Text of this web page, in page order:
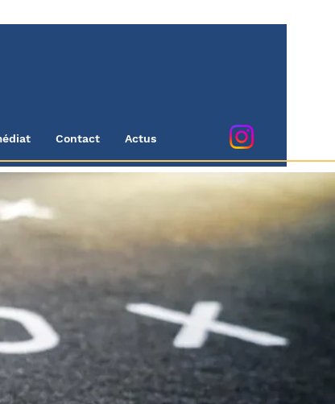
Contact Actus